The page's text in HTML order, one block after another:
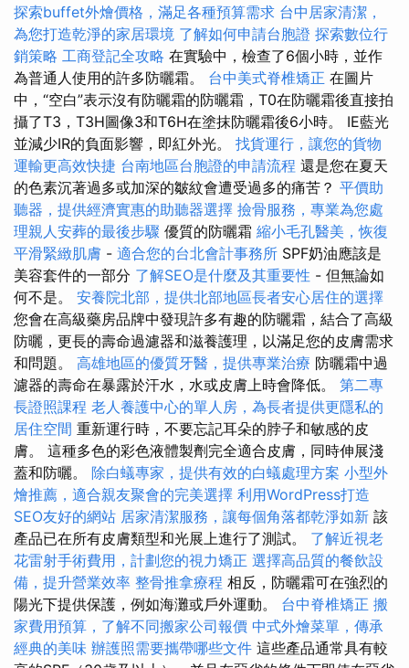
探索buffet外燴價格，滿足各種預算需求 台中居家清潔，
為您打造乾淨的家居環境 了解如何申請台胞證 探索數位行
銷策略 工商登記全攻略 在實驗中，檢查了6個小時，並作
為普通人使用的許多防曬霜。 台中美式脊椎矯正 在圖片
中，“空白”表示沒有防曬霜的防曬霜，T0在防曬霜後直接拍
攝了T3，T3H圖像3和T6H在塗抹防曬霜後6小時。 IE藍光
並減少IR的負面影響，即紅外光。 找貨運行，讓您的貨物
運輸更高效快捷 台南地區台胞證的申請流程 還是您在夏天
的色素沉著過多或加深的皺紋會遭受過多的痛苦？ 平價助
聽器，提供經濟實惠的助聽器選擇 撿骨服務，專業為您處
理親人安葬的最後步驟 優質的防曬霜 縮小毛孔醫美，恢復
平滑緊緻肌膚 - 適合您的台北會計事務所 SPF奶油應該是
美容套件的一部分 了解SEO是什麼及其重要性 - 但無論如
何不是。 安養院北部，提供北部地區長者安心居住的選擇
您會在高級藥房品牌中發現許多有趣的防曬霜，結合了高級
防曬，更長的壽命過濾器和滋養護理，以滿足您的皮膚需求
和問題。 高雄地區的優質牙醫，提供專業治療 防曬霜中過
濾器的壽命在暴露於汗水，水或皮膚上時會降低。 第二專
長證照課程 老人養護中心的單人房，為長者提供更隱私的
居住空間 重新運行時，不要忘記耳朵的脖子和敏感的皮
膚。 這種多色的彩色液體製劑完全適合皮膚，同時伸展淺
蓋和防曬。 除白蟻專家，提供有效的白蟻處理方案 小型外
燴推薦，適合親友聚會的完美選擇 利用WordPress打造
SEO友好的網站 居家清潔服務，讓每個角落都乾淨如新 該
產品已在所有皮膚類型和光展上進行了測試。 了解近視老
花雷射手術費用，計劃您的視力矯正 選擇高品質的餐飲設
備，提升營業效率 整骨推拿療程 相反，防曬霜可在強烈的
陽光下提供保護，例如海灘或戶外運動。 台中脊椎矯正 搬
家費用預算，了解不同搬家公司報價 中式外燴菜單，傳承
經典的美味 辦護照需要攜帶哪些文件 這些產品通常具有較